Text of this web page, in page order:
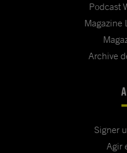
Podcast
Magazine
Archive
Signer
Agir